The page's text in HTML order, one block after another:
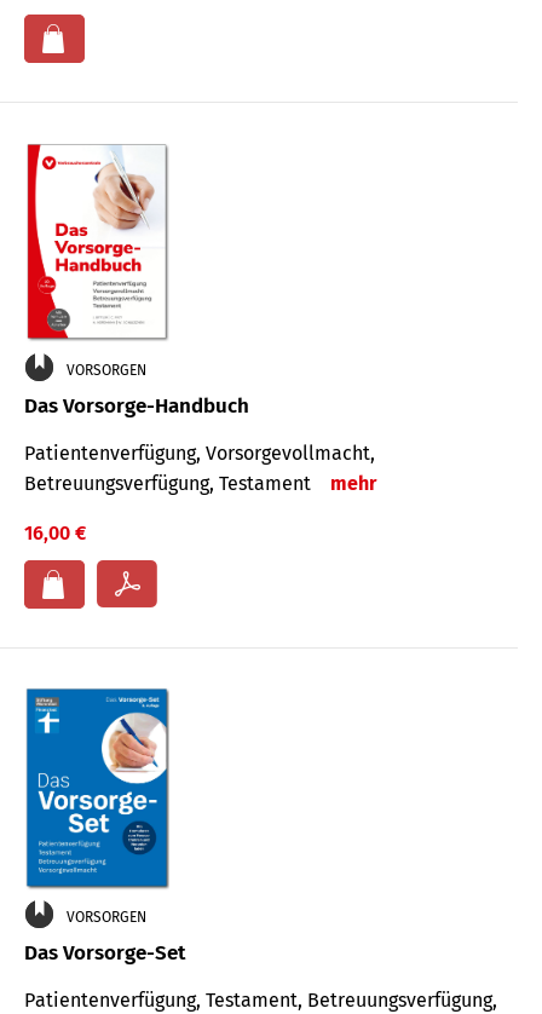
VORSORGEN
Das Vorsorge-Handbuch
Patientenverfügung, Vorsorgevollmacht,
Betreuungsverfügung, Testament
mehr
16,00 €
VORSORGEN
Das Vorsorge-Set
Patienten­ver­fügung, Testa­ment, Be­treuungs­verfü­gung,